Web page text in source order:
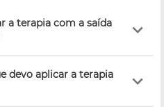
a terapia com a saída
devo aplicar a terapia